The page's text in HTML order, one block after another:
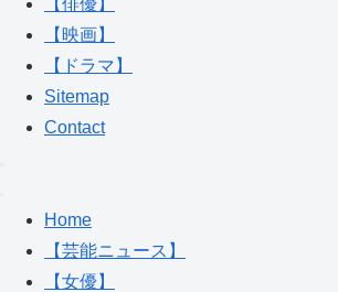
【俳優】
【映画】
【ドラマ】
Sitemap
Contact
Home
【芸能ニュース】
【女優】